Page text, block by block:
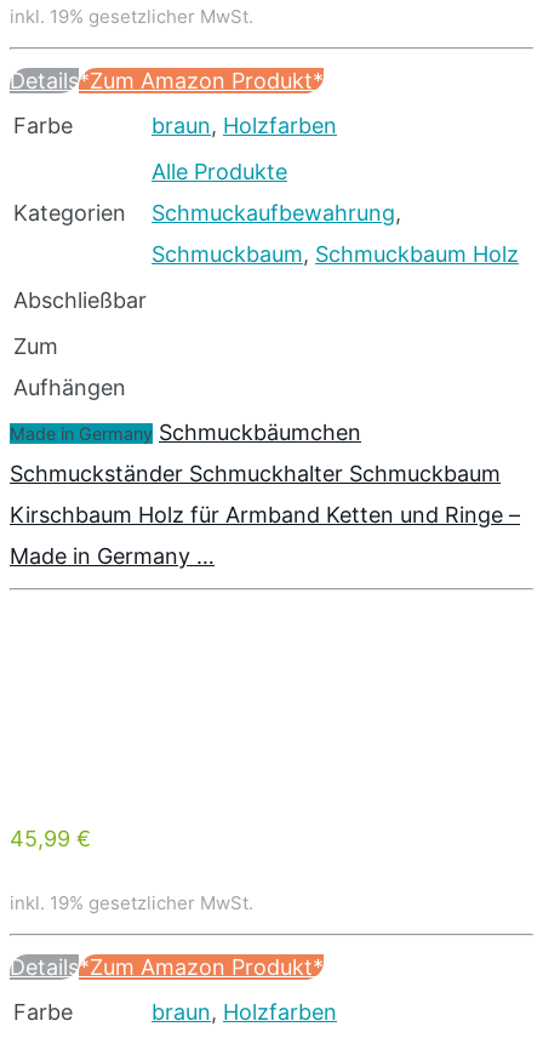
inkl. 19% gesetzlicher MwSt.
Details*Zum Amazon Produkt*
Farbe
braun, Holzfarben
Kategorien
Alle Produkte
Schmuckaufbewahrung,
Schmuckbaum, Schmuckbaum Holz
Abschließbar
Zum
Aufhängen
Made in Germany Schmuckbäumchen
Schmuckständer Schmuckhalter Schmuckbaum
Kirschbaum Holz für Armband Ketten und Ringe –
Made in Germany …
45,99 €
inkl. 19% gesetzlicher MwSt.
Details*Zum Amazon Produkt*
Farbe
braun, Holzfarben